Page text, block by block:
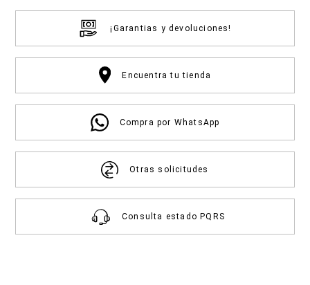
¡Garantias y devoluciones!
Encuentra tu tienda
Compra por WhatsApp
Otras solicitudes
Consulta estado PQRS